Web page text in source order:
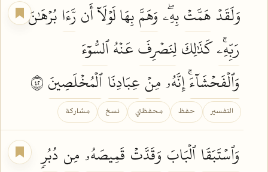
وَلَقَدۡ هَمَّتۡبِهِۦۖ وَهَمَّبِهَا لَوۡلَآ أَن رَّءَابُرۡهَٰنَ
رَبِّهِۦۚكَذَٰلِكَلِنَصۡرِفَعَنۡهُٱلسُّوٓءَ
وَٱلۡفَحۡشَآءَۚإِنَّهُۥمِنۡعِبَادِنَا ٱلۡمُخۡلَصِينَ
التفسير حفظ محفظتي نسخ مشاركة
وَٱسۡتَبَقَاٱلۡبَابَ وَقَدَّتۡ قَمِيصَهُۥ مِن دُبُرٖ